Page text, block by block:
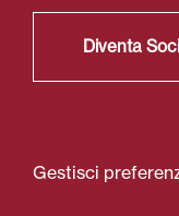
Diventa
Gestisci